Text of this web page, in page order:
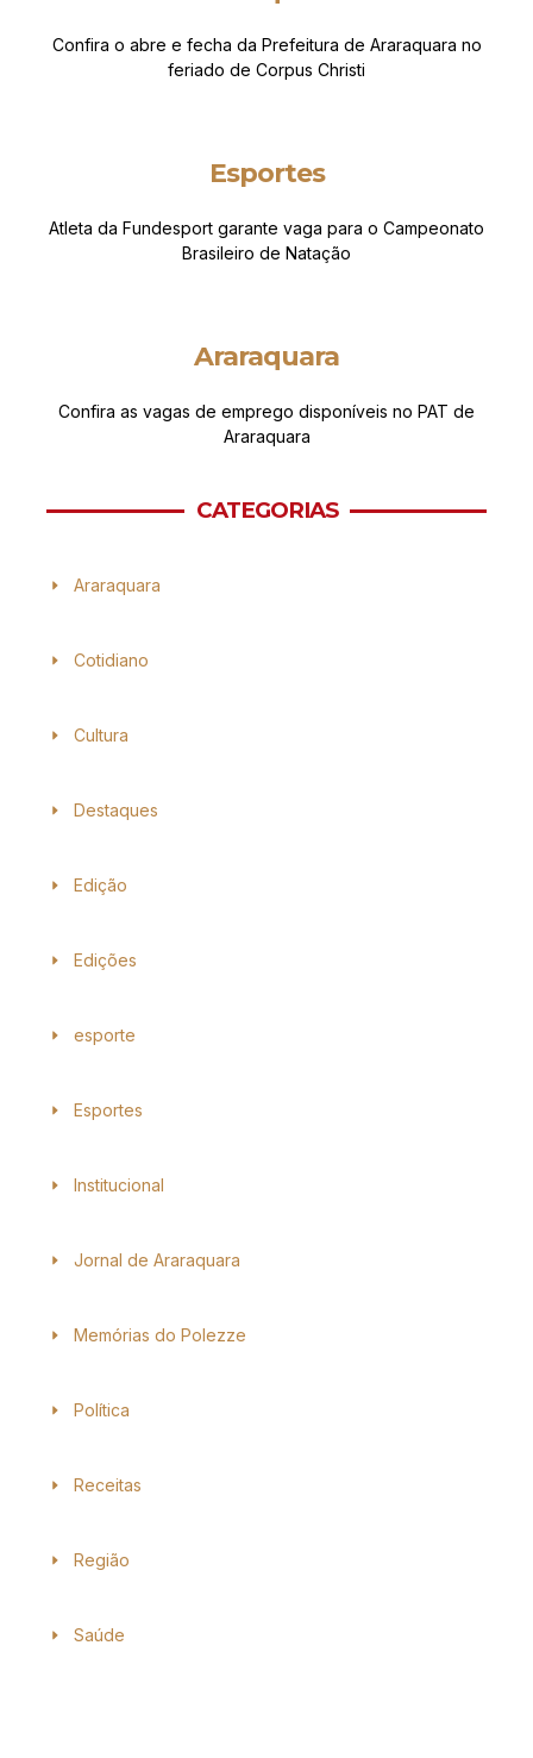
Confira o abre e fecha da Prefeitura de Araraquara no
feriado de Corpus Christi
Esportes
Atleta da Fundesport garante vaga para o Campeonato
Brasileiro de Natação
Araraquara
Confira as vagas de emprego disponíveis no PAT de
Araraquara
CATEGORIAS
Araraquara
Cotidiano
Cultura
Destaques
Edição
Edições
esporte
Esportes
Institucional
Jornal de Araraquara
Memórias do Polezze
Política
Receitas
Região
Saúde